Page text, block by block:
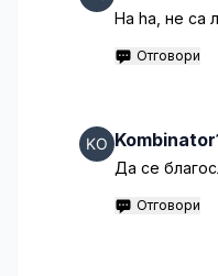
Ha ha, не са
Отговори
Да се
Отговори